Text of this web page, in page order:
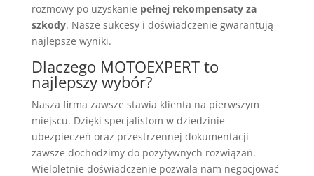
rozmowy po uzyskanie pełnej rekompensaty za
szkody. Nasze sukcesy i doświadczenie gwarantują
najlepsze wyniki.
Dlaczego MOTOEXPERT to
najlepszy wybór?
Nasza firma zawsze stawia klienta na pierwszym
miejscu. Dzięki specjalistom w dziedzinie
ubezpieczeń oraz przestrzennej dokumentacji
zawsze dochodzimy do pozytywnych rozwiązań.
Wieloletnie doświadczenie pozwala nam negocjować